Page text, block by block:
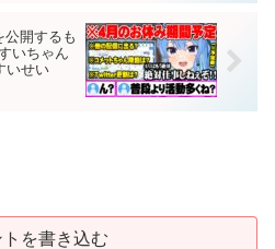
開するも
いちゃん
いせい
トを書き込む